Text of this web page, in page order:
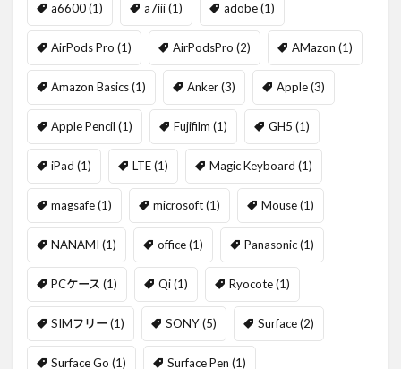
a6600(1) a7iii(1) adobe(1)
AirPods Pro (1) AirPodsPro (2) AMazon (1)
Amazon Basics(1) Anker(3) Apple(3)
Apple Pencil (1) Fujifilm (1) GH5 (1)
iPad (1) LTE(1) Magic Keyboard (1)
magsafe(1) microsoft(1) Mouse(1)
NANAMI (1) office(1) Panasonic(1)
PCケース (1) Qi(1) Ryocote(1)
SIMフリー (1) SONY(5) Surface(2)
Surface Go (1) Surface Pen (1)